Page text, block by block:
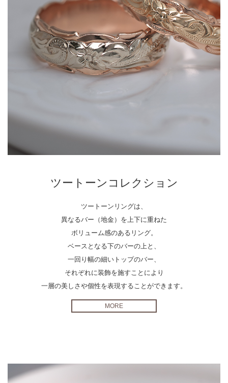
ツートーンコレクション
ツートーンリングは、
異なるバー（地金）を上下に重ねた
ボリューム感のあるリング。
ベースとなる下のバーの上と、
一回り幅の細いトップのバー、
それぞれに装飾を施すことにより
一層の美しさや個性を表現することができます。
MORE